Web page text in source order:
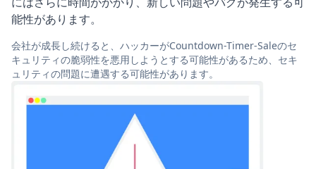
能性があります。
会社が成長し続けると、ハッカーがCountdown-Timer-Saleのセ
キュリティの脆弱性を悪用しようとする可能性があるため、セキ
ュリティの問題に遭遇する可能性があります。